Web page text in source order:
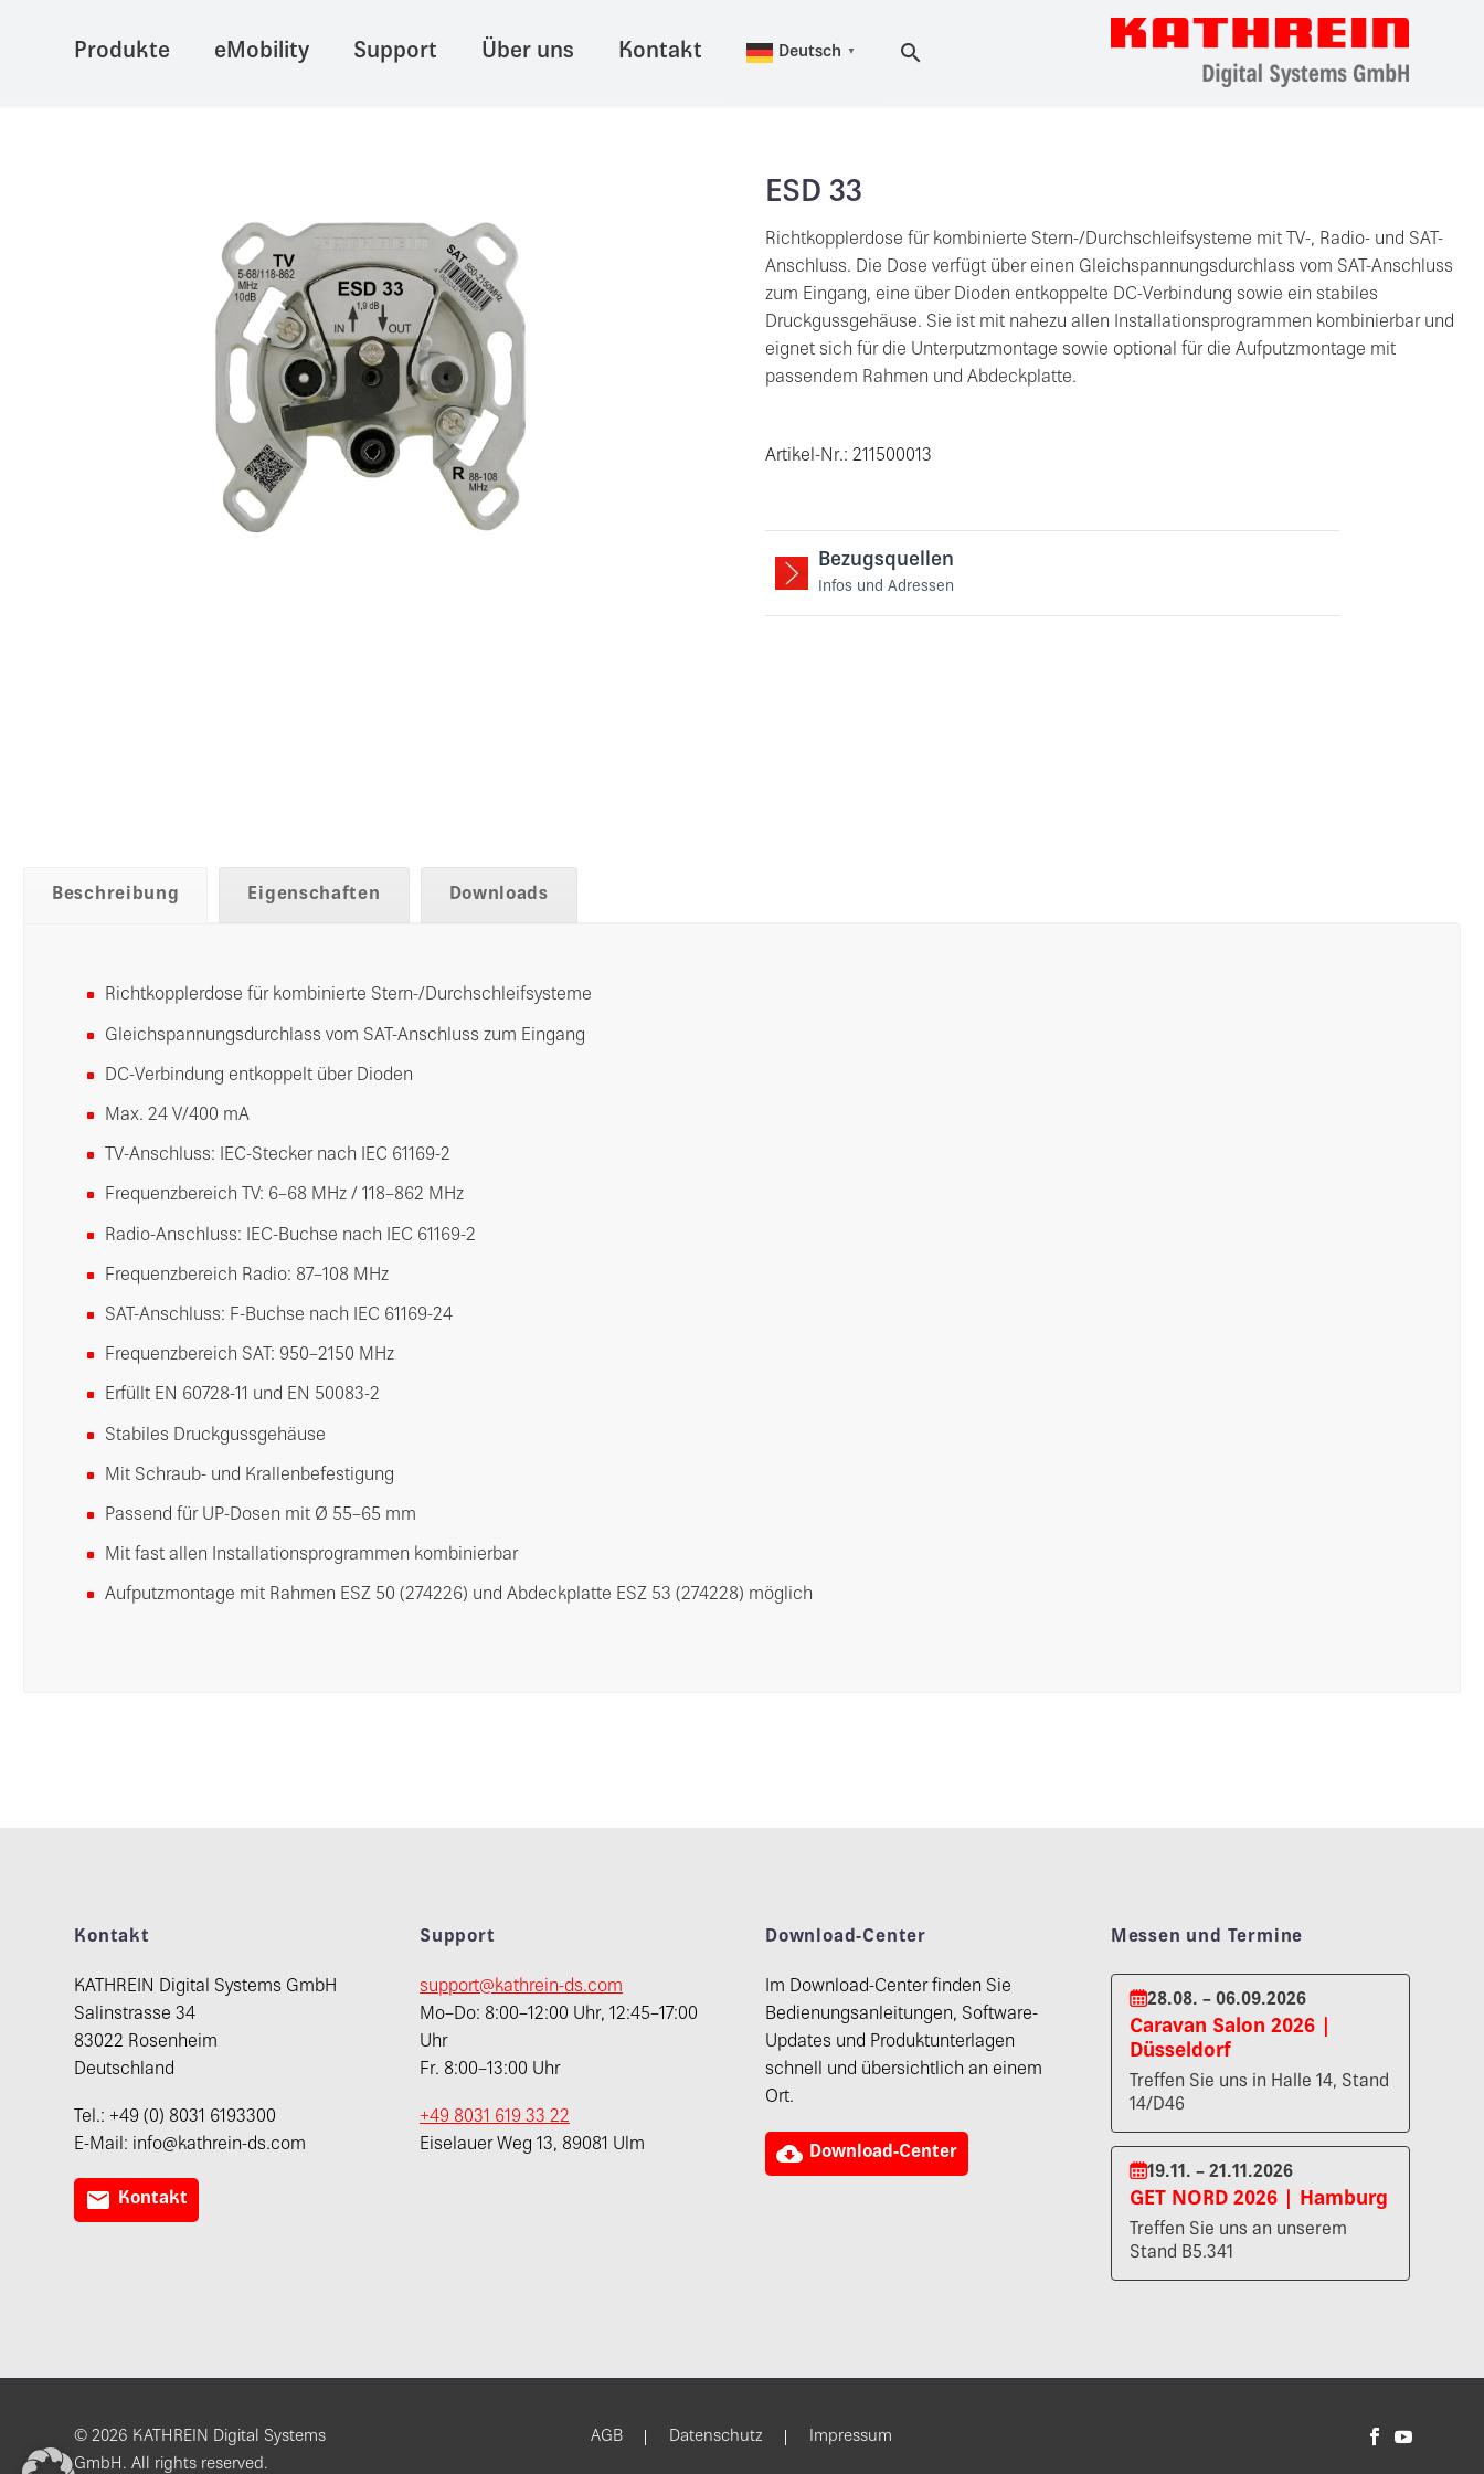
Produkte eMobility Support Über uns Kontakt Deutsch ▼
ESD 33
Richtkopplerdose für kombinierte Stern-/Durchschleifsysteme mit TV-, Radio- und SAT-
Anschluss. Die Dose verfügt über einen Gleichspannungsdurchlass vom SAT-Anschluss
zum Eingang, eine über Dioden entkoppelte DC-Verbindung sowie ein stabiles
Druckgussgehäuse. Sie ist mit nahezu allen Installationsprogrammen kombinierbar und
eignet sich für die Unterputzmontage sowie optional für die Aufputzmontage mit
passendem Rahmen und Abdeckplatte.
Artikel-Nr.: 211500013
Bezugsquellen
Infos und Adressen
Beschreibung Eigenschaften Downloads
Richtkopplerdose für kombinierte Stern-/Durchschleifsysteme
Gleichspannungsdurchlass vom SAT-Anschluss zum Eingang
DC-Verbindung entkoppelt über Dioden
Max. 24 V/400 mA
TV-Anschluss: IEC-Stecker nach IEC 61169-2
Frequenzbereich TV: 6–68 MHz / 118–862 MHz
Radio-Anschluss: IEC-Buchse nach IEC 61169-2
Frequenzbereich Radio: 87–108 MHz
SAT-Anschluss: F-Buchse nach IEC 61169-24
Frequenzbereich SAT: 950–2150 MHz
Erfüllt EN 60728-11 und EN 50083-2
Stabiles Druckgussgehäuse
Mit Schraub- und Krallenbefestigung
Passend für UP-Dosen mit Ø 55–65 mm
Mit fast allen Installationsprogrammen kombinierbar
Aufputzmontage mit Rahmen ESZ 50 (274226) und Abdeckplatte ESZ 53 (274228) möglich
Kontakt
KATHREIN Digital Systems GmbH
Salinstrasse 34
83022 Rosenheim
Deutschland
Tel.: +49 (0) 8031 6193300
E-Mail: info@kathrein-ds.com
 Kontakt
Support
support@kathrein-ds.com
Mo–Do: 8:00–12:00 Uhr, 12:45–17:00
Uhr
Fr. 8:00–13:00 Uhr
+49 8031 619 33 22
Eiselauer Weg 13, 89081 Ulm
Download-Center
Im Download-Center finden Sie
Bedienungsanleitungen, Software-
Updates und Produktunterlagen
schnell und übersichtlich an einem
Ort.
 Download-Center
Messen und Termine
28.08. – 06.09.2026
Caravan Salon 2026 |
Düsseldorf
Treffen Sie uns in Halle 14, Stand
14/D46
19.11. – 21.11.2026
GET NORD 2026 | Hamburg
Treffen Sie uns an unserem
Stand B5.341
AGB Datenschutz Impressum
© 2026 KATHREIN Digital Systems
GmbH. All rights reserved.